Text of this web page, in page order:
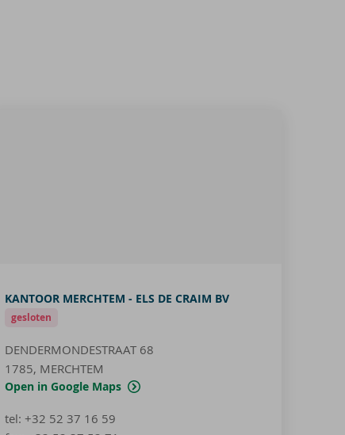
KANTOOR MERCHTEM - ELS DE CRAIM BV
gesloten
DENDERMONDESTRAAT 68
1785, MERCHTEM
Open in Google Maps
tel: +32 52 37 16 59